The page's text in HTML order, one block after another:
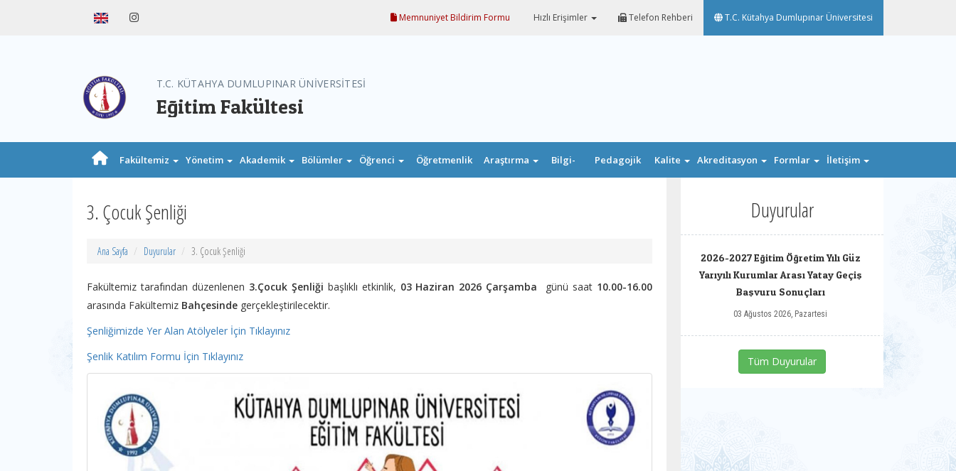
Memnuniyet Bildirim Formu Hızlı Erişimler Telefon Rehberi T.C. Kütahya Dumlupınar Üniversitesi
T.C. KÜTAHYA DUMLUPINAR ÜNİVERSİTESİ
Eğitim Fakültesi
Fakültemiz Yönetim Akademik Bölümler Öğrenci Öğretmenlik Araştırma Bilgi- Pedagojik Kalite Akreditasyon Formlar İletişim
3. Çocuk Şenliği
Ana Sayfa Duyurular 3. Çocuk Şenliği
Fakültemiz tarafından düzenlenen 3.Çocuk Şenliği başlıklı etkinlik, 03Haziran 2026 Çarşamba günü saat 10.00-16.00
arasında Fakültemiz Bahçesinde gerçekleştirilecektir.
Şenliğimizde Yer Alan Atölyeler İçin Tıklayınız
Şenlik Katılım Formu İçin Tıklayınız
Duyurular
2026-2027 Eğitim Öğretim Yılı Güz
Yarıyılı Kurumlar Arası Yatay Geçiş
Başvuru Sonuçları
03 Ağustos 2026, Pazartesi
Tüm Duyurular